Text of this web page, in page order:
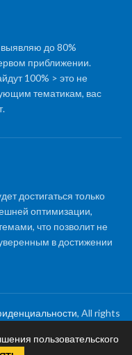
до 80%
приближении.
100% > это не
тематикам, вас
достигаться только
оптимизации,
что позволит не
в достижении
, All rights
|Обслуживание и
пользовательского